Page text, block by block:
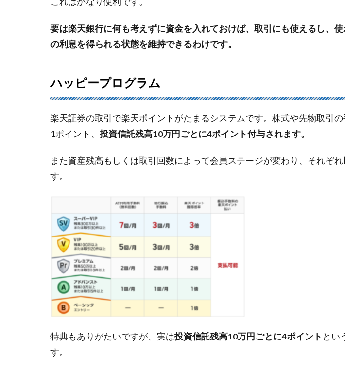
ー
ロ
ラ
楽
天
銀
行
へ
入
が
で
行
え
る
5
最
後
に
要は楽天銀行に何も考えずに資金を入れておけば、取引にも使えるし、
の利息を得られる状態を維持できるわけです。
ハッピープログラム
楽天証券の取引で楽天ポイントがたまるシステムです。株式や先物取引
1ポイント、投資信託残高10万円ごとに4ポイント付与されます。
また資産残高もしくは取引回数によって会員ステージが変わり、それぞ
す。
特典もありがたいですが、実は投資信託残高10万円ごとに4ポイント とい
す。